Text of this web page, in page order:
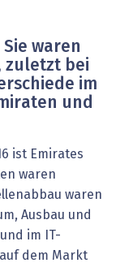
waren
zuletzt bei
im
und
ist Emirates
waren
waren
Ausbau und
im IT-
dem Markt